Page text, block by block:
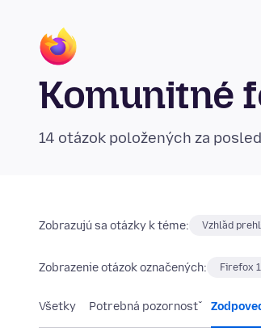
Komunitné
14 otázok položených za
Zobrazujú sa otázky k téme: Vzhľad
Zobrazenie otázok označených: Firefox
Všetky Potrebná pozornosť